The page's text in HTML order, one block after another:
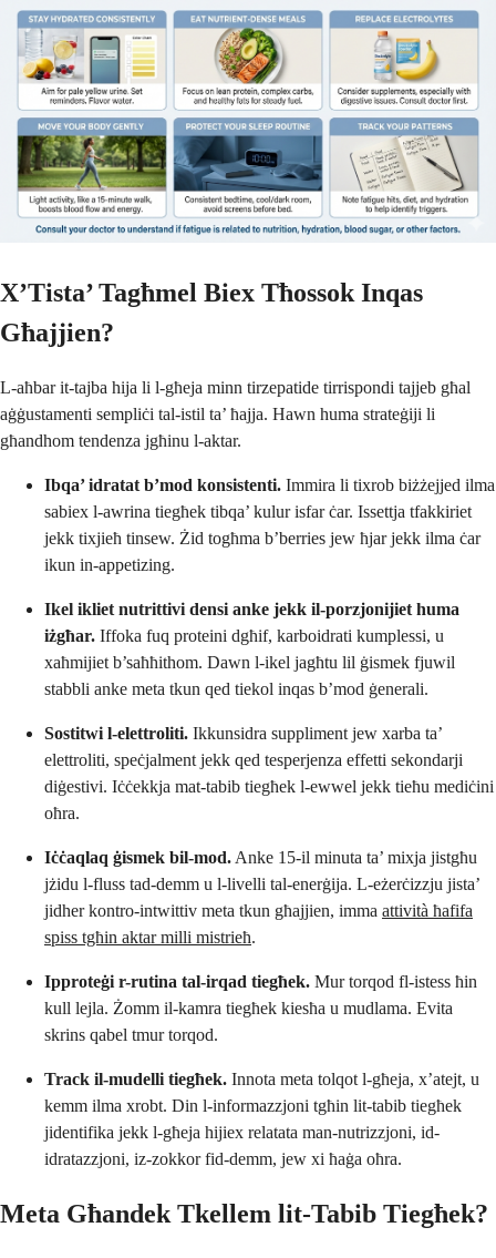
X’Tista’ Tagħmel Biex Tħossok Inqas
Għajjien?
L-aħbar it-tajba hija li l-għeja minn tirzepatide tirrispondi tajjeb għal
aġġustamenti sempliċi tal-istil ta’ ħajja. Hawn huma strateġiji li
għandhom tendenza jgħinu l-aktar.
Ibqa’ idratat b’mod konsistenti. Immira li tixrob biżżejjed ilma
sabiex l-awrina tiegħek tibqa’ kulur isfar ċar. Issettja tfakkiriet
jekk tixjieħ tinsew. Żid togħma b’berries jew ħjar jekk ilma ċar
ikun in-appetizing.
Ikel ikliet nutrittivi densi anke jekk il-porzjonijiet huma
iżgħar. Iffoka fuq proteini dgħif, karboidrati kumplessi, u
xaħmijiet b’saħħithom. Dawn l-ikel jagħtu lil ġismek fjuwil
stabbli anke meta tkun qed tiekol inqas b’mod ġenerali.
Sostitwi l-elettroliti. Ikkunsidra suppliment jew xarba ta’
elettroliti, speċjalment jekk qed tesperjenza effetti sekondarji
diġestivi. Iċċekkja mat-tabib tiegħek l-ewwel jekk tieħu mediċini
oħra.
Iċċaqlaq ġismek bil-mod. Anke 15-il minuta ta’ mixja jistgħu
jżidu l-fluss tad-demm u l-livelli tal-enerġija. L-eżerċizzju jista’
jidher kontro-intwittiv meta tkun għajjien, imma attività ħafifa
spiss tgħin aktar milli mistrieħ.
Ipproteġi r-rutina tal-irqad tiegħek. Mur torqod fl-istess ħin
kull lejla. Żomm il-kamra tiegħek kiesħa u mudlama. Evita
skrins qabel tmur torqod.
Track il-mudelli tiegħek. Innota meta tolqot l-għeja, x’atejt, u
kemm ilma xrobt. Din l-informazzjoni tgħin lit-tabib tiegħek
jidentifika jekk l-għeja hijiex relatata man-nutrizzjoni, id-
idratazzjoni, iz-zokkor fid-demm, jew xi ħaġa oħra.
Meta Għandek Tkellem lit-Tabib Tiegħek?